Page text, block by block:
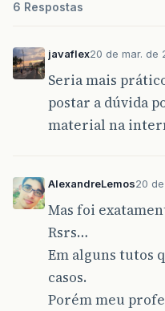
6 Respostas
javaflex20 de mar. de
Seria mais
postar a dúvida
material na
AlexandreLemos20
Mas foi
Rsrs…
Em alguns tutos
casos.
Porém meu